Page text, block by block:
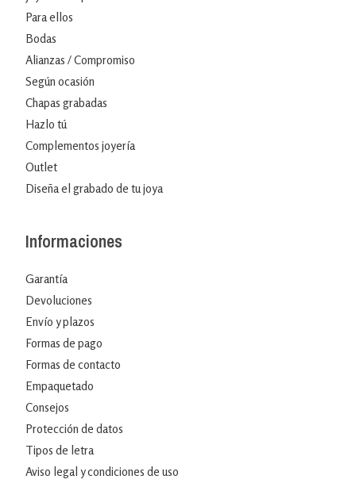
Para ellos
Bodas
Alianzas / Compromiso
Según ocasión
Chapas grabadas
Hazlo tú
Complementos joyería
Outlet
Diseña el grabado de tu joya
Informaciones
Garantía
Devoluciones
Envío y plazos
Formas de pago
Formas de contacto
Empaquetado
Consejos
Protección de datos
Tipos de letra
Aviso legal y condiciones de uso